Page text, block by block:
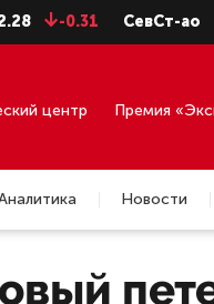
СевСт-ао 647.2
центр Премия
Новости